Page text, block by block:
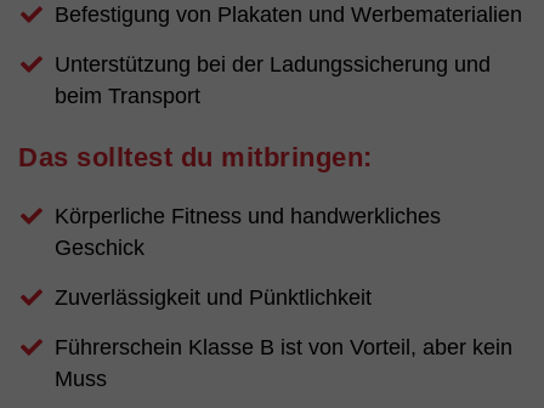
Befestigung von Plakaten und Werbematerialien
Unterstützung bei der Ladungssicherung und
beim Transport
Das solltest du mitbringen:
Körperliche Fitness und handwerkliches
Geschick
Zuverlässigkeit und Pünktlichkeit
Führerschein Klasse B ist von Vorteil, aber kein
Muss